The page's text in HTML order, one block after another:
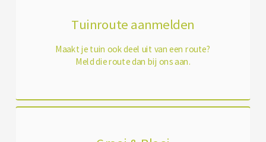
Tuinroute aanmelden
Maakt je tuin ook deel uit van een route?
Meld die route dan bij ons aan.